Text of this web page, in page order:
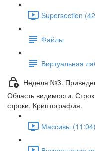
Supersection
Файлы
Виртуальная
Неделя №3.
Область видимости.
строки. Криптография.
Массивы (11:04)